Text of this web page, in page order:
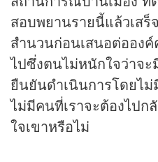
สอบพยานรายนี้แล้วเส
สำนวนก่อนเสนอต่ออง
ไปซึ่งตนไม่หนักใจว่าจ
ยืนยันดำเนินการโดยไ
ไม่มีคนที่เราจะต้องไปก
ใจเขาหรือไม่